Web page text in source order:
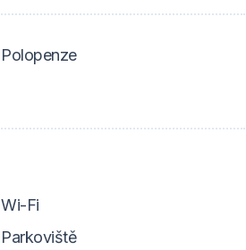
Polopenze
Wi-Fi
Parkoviště